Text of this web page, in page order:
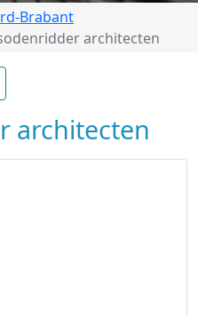
Brabant
architecten
architecten